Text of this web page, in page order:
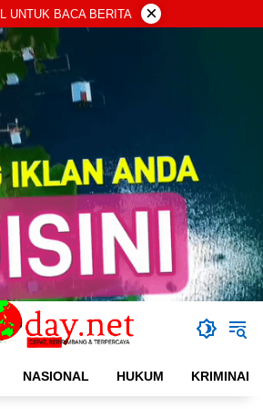
UNTUK BACA BERITA ×
NASIONAL HUKUM KRIMINAL